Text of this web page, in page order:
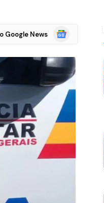
Google News
Google
Notícias